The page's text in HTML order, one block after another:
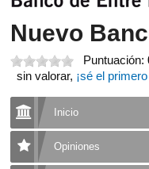
Nuevo
Puntuación:
sin valorar, ¡sé el
Inicio
Opiniones